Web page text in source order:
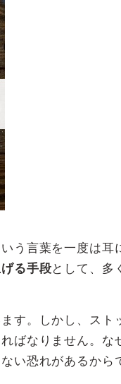
う言葉を一度は耳
る手段として、多
す。しかし、スト
ばなりません。な
い恐れがあるから